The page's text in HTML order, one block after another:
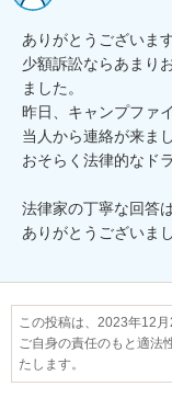
ありがとうございます
少額訴訟ならあまり
ました。
昨日、キャンプファ
当人から連絡が来まし
おそらく法律的なド
法律家の丁寧な回答
ありがとうございまし
この投稿は、2023年12月
ご自身の責任のもと適法
たします。